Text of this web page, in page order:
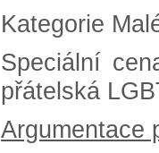
Kategorie
Speciální
přátelská
Argumentace